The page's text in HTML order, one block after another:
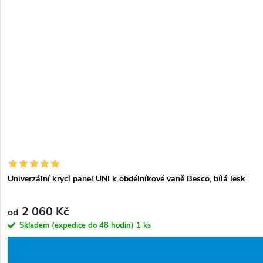
Univerzální krycí panel UNI k obdélníkové vaně Besco, bílá lesk
od 2 060 Kč
Skladem (expedice do 48 hodin) 1 ks